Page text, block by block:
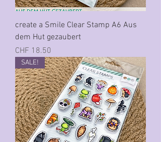
create a Smile Clear Stamp A6 Aus
dem Hut gezaubert
Preis
CHF 18.50
SALE!